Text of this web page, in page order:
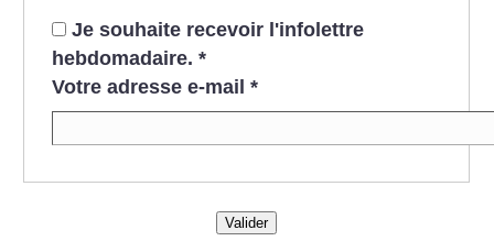
Je souhaite recevoir l'infolettre
hebdomadaire. *
Votre adresse e-mail *
Valider